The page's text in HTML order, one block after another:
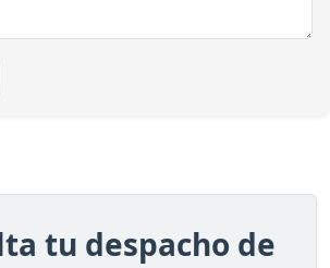
tu despacho de